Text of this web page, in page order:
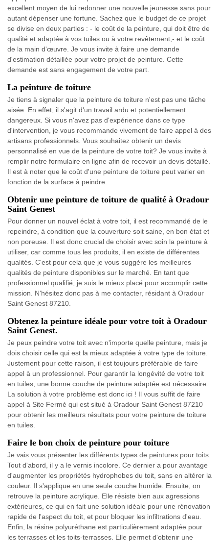
excellent moyen de lui redonner une nouvelle jeunesse sans pour
autant dépenser une fortune. Sachez que le budget de ce projet
se divise en deux parties : - le coût de la peinture, qui doit être de
qualité et adaptée à vos tuiles ou à votre revêtement,- et le coût
de la main d'œuvre. Je vous invite à faire une demande
d'estimation détaillée pour votre projet de peinture. Cette
demande est sans engagement de votre part.
La peinture de toiture
Je tiens à signaler que la peinture de toiture n'est pas une tâche
aisée. En effet, il s'agit d'un travail ardu et potentiellement
dangereux. Si vous n'avez pas d'expérience dans ce type
d'intervention, je vous recommande vivement de faire appel à des
artisans professionnels. Vous souhaitez obtenir un devis
personnalisé en vue de la peinture de votre toit? Je vous invite à
remplir notre formulaire en ligne afin de recevoir un devis détaillé.
Il est à noter que le coût d'une peinture de toiture peut varier en
fonction de la surface à peindre.
Obtenir une peinture de toiture de qualité à Oradour
Saint Genest
Pour donner un nouvel éclat à votre toit, il est recommandé de le
repeindre, à condition que la couverture soit saine, en bon état et
non poreuse. Il est donc crucial de choisir avec soin la peinture à
utiliser, car comme tous les produits, il en existe de différentes
qualités. C'est pour cela que je vous suggère les meilleures
qualités de peinture disponibles sur le marché. En tant que
professionnel qualifié, je suis le mieux placé pour accomplir cette
mission. N'hésitez donc pas à me contacter, résidant à Oradour
Saint Genest 87210.
Obtenez la peinture idéale pour votre toit à Oradour
Saint Genest.
Je peux peindre votre toit avec n'importe quelle peinture, mais je
dois choisir celle qui est la mieux adaptée à votre type de toiture.
Justement pour cette raison, il est toujours préférable de faire
appel à un professionnel. Pour garantir la longévité de votre toit
en tuiles, une bonne couche de peinture adaptée est nécessaire.
La solution à votre problème est donc ici ! Il vous suffit de faire
appel à Site Fermé qui est situé à Oradour Saint Genest 87210
pour obtenir les meilleurs résultats pour votre peinture de toiture
en tuiles.
Faire le bon choix de peinture pour toiture
Je vais vous présenter les différents types de peintures pour toits.
Tout d'abord, il y a le vernis incolore. Ce dernier a pour avantage
d'augmenter les propriétés hydrophobes du toit, sans en altérer la
couleur. Il s'applique en une seule couche humide. Ensuite, on
retrouve la peinture acrylique. Elle résiste bien aux agressions
extérieures, ce qui en fait une solution idéale pour une rénovation
rapide de l'aspect du toit, et pour bloquer les infiltrations d'eau.
Enfin, la résine polyuréthane est particulièrement adaptée pour
les terrasses et les toits-terrasses. Elle permet d'obtenir une